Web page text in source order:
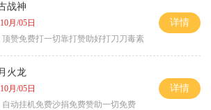
战神
10月/05日
顶赞免费打一切靠打赞助好打刀刀毒素
详情
火龙
10月/05日
自动挂机免费沙捐免费赞助一切免费
详情